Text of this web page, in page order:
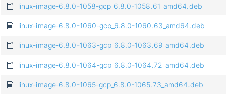
linux-image-6.8.0-1058-gcp_6.8.0-1058.61_amd64.deb
linux-image-6.8.0-1060-gcp_6.8.0-1060.63_amd64.deb
linux-image-6.8.0-1063-gcp_6.8.0-1063.69_amd64.deb
linux-image-6.8.0-1064-gcp_6.8.0-1064.72_amd64.deb
linux-image-6.8.0-1065-gcp_6.8.0-1065.73_amd64.deb